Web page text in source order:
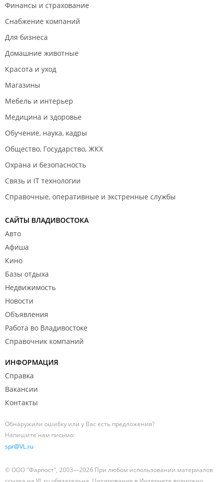
Финансы и страхование
Снабжение компаний
Для бизнеса
Домашние животные
Красота и уход
Магазины
Мебель и интерьер
Медицина и здоровье
Обучение, наука, кадры
Общество, Государство, ЖКХ
Охрана и безопасность
Связь и IT технологии
Справочные, оперативные и экстренные службы
САЙТЫ ВЛАДИВОСТОКА
Авто
Афиша
Кино
Базы отдыха
Недвижимость
Новости
Объявления
Работа во Владивостоке
Справочник компаний
ИНФОРМАЦИЯ
Справка
Вакансии
Контакты
Обнаружили ошибку или у Вас есть предложения?
Напишите нам письмо:
spr@VL.ru
© ООО "Фарпост", 2003—2026 При любом использовании материалов